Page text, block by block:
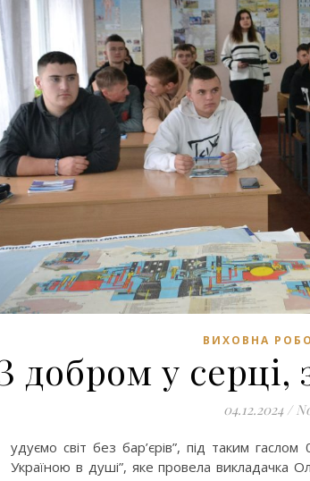
ВИХОВНА
добром у серці,
04.12.2024 /
удуємо світ без бар’єрів”, під таким
Україною в душі”, яке провела викладачка